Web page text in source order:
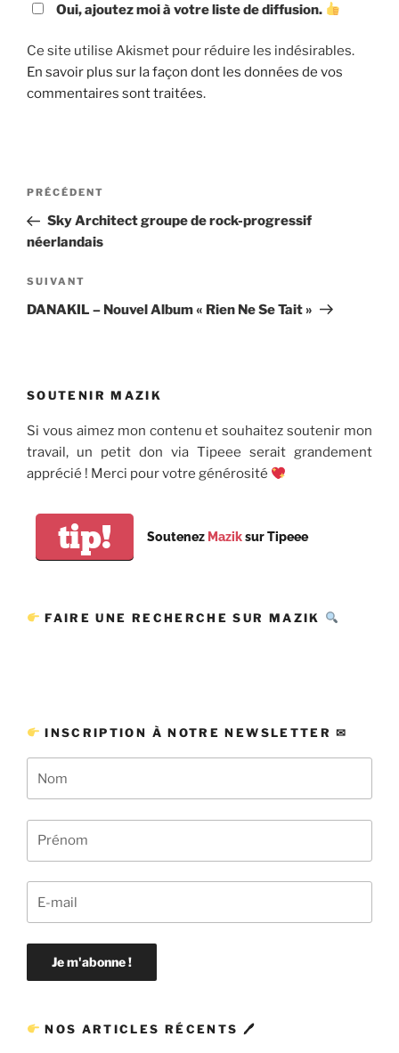
Oui, ajoutez moi à votre liste de diffusion.
Ce site utilise Akismet pour réduire les indésirables.
En savoir plus sur la façon dont les données de vos
commentaires sont traitées.
Navigation
l’article
Article
précédent
PRÉCÉDENT
Sky Architect groupe de rock-progressif
néerlandais
Article
suivant
SUIVANT
DANAKIL – Nouvel Album « Rien Ne Se Tait »
SOUTENIR MAZIK
Si vous aimez mon contenu et souhaitez soutenir mon
travail, un petit don via Tipeee serait grandement
apprécié ! Merci pour votre générosité
tip! Soutenez Maziksur Tipeee
FAIRE UNE RECHERCHE SUR MAZIK
INSCRIPTION À NOTRE NEWSLETTER ✉
NOS ARTICLES RÉCENTS 🖊